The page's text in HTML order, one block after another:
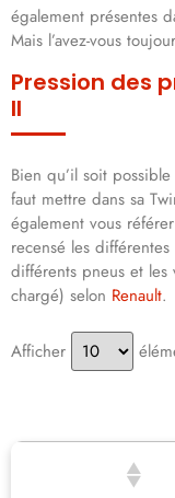
également présentes
Mais l’avez-vous
Pression des
II
Bien qu’il soit
faut mettre dans sa
également vous
recensé les
différents pneus et les
chargé) selon Renault.
Afficher
DU